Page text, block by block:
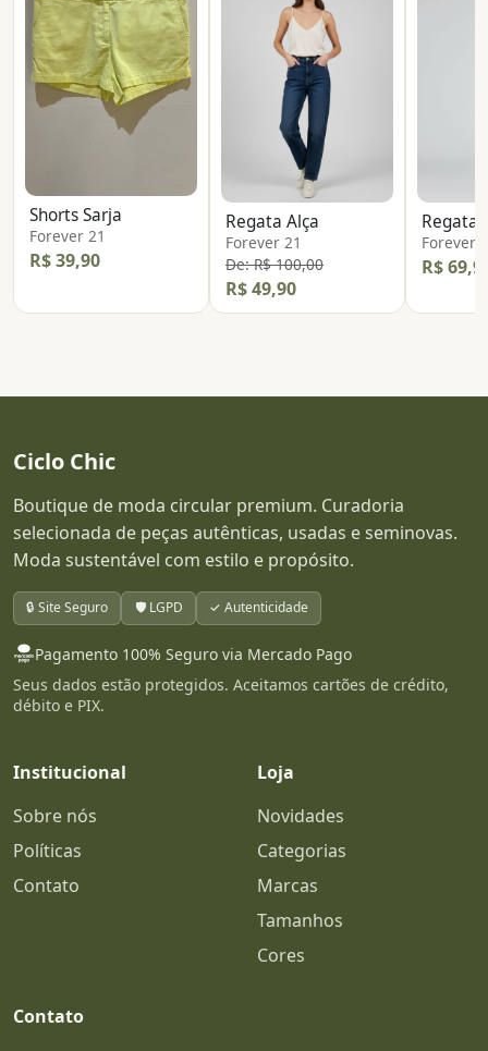
Shorts Sarja
Forever 21
R$ 39,90
Regata Alça
Forever 21
De: R$ 100,00
R$ 49,90
Regata
Forever
R$
Ciclo Chic
Boutique de moda circular premium. Curadoria
selecionada de peças autênticas, usadas e seminovas.
Moda sustentável com estilo e propósito.
🔒 Site Seguro 🛡️ LGPD ✓ Autenticidade
Pagamento 100% Seguro via Mercado Pago
Seus dados estão protegidos. Aceitamos cartões de crédito,
débito e PIX.
Institucional
Sobre nós
Políticas
Contato
Loja
Novidades
Categorias
Marcas
Tamanhos
Cores
Contato